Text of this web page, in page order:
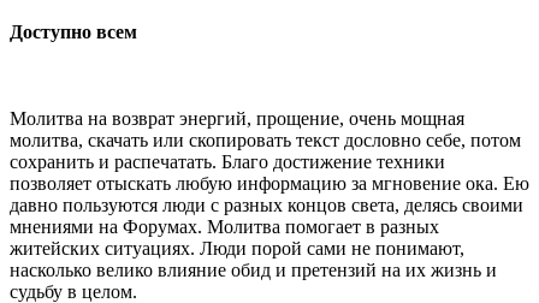
Доступно всем
Молитва на возврат энергий, прощение, очень мощная
молитва, скачать или скопировать текст дословно себе, потом
сохранить и распечатать. Благо достижение техники
позволяет отыскать любую информацию за мгновение ока. Ею
давно пользуются люди с разных концов света, делясь своими
мнениями на Форумах. Молитва помогает в разных
житейских ситуациях. Люди порой сами не понимают,
насколько велико влияние обид и претензий на их жизнь и
судьбу в целом.